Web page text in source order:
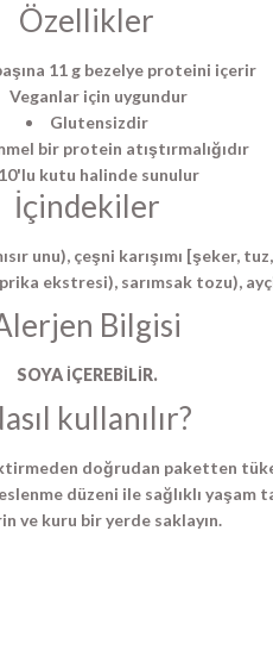
Özellikler
11 g bezelye proteini içerir
Veganlar için uygundur
Glutensizdir
bir protein atıştırmalığıdır
10'lu kutu halinde sunulur
İçindekiler
unu), çeşni karışımı
ekstresi), sarımsak tozu),
Bilgisi
SOYA İÇEREBİLİR.
kullanılır?
doğrudan paketten
düzeni ile sağlıklı yaşam
ve kuru bir yerde saklayın.